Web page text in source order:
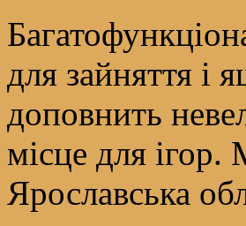
для зайняття і
доповнить
місце для
Ярославська